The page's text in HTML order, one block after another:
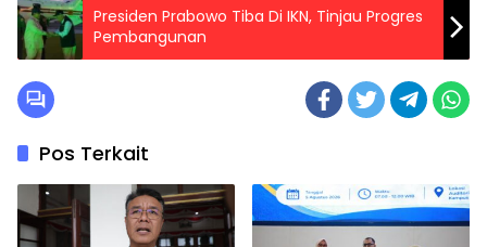
Presiden Prabowo Tiba Di IKN, Tinjau Progres
Pembangunan
Pos Terkait